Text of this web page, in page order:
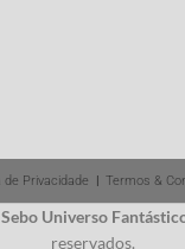
de Privacidade Termos &
Sebo Universo
reservados.